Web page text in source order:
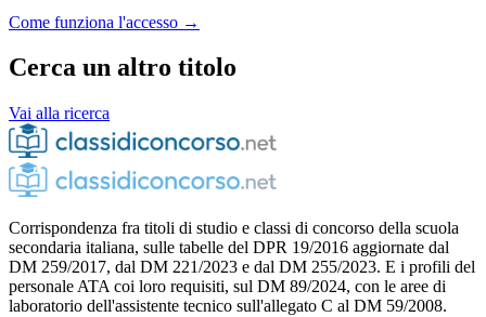
Come funziona l'accesso →
Cerca un altro titolo
Vai alla ricerca
Corrispondenza fra titoli di studio e classi di concorso della scuola
secondaria italiana, sulle tabelle del DPR 19/2016 aggiornate dal
DM 259/2017, dal DM 221/2023 e dal DM 255/2023. E i profili del
personale ATA coi loro requisiti, sul DM 89/2024, con le aree di
laboratorio dell'assistente tecnico sull'allegato C al DM 59/2008.